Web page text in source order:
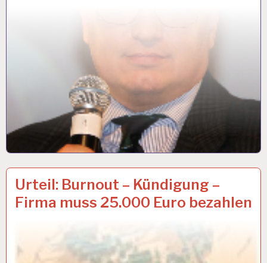
ARBEITSFÄHIGKEIT…
Urteil: Burnout – Kündigung –
Firma muss 25.000 Euro bezahlen
16 JUNI 2017